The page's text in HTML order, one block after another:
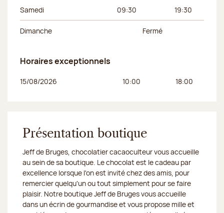
Samedi 09:30 19:30
Dimanche Fermé
Horaires exceptionnels
Jour de la semaine Horaires du matin Horaires de
15/08/2026 10:00 18:00
Présentation boutique
Jeff de Bruges, chocolatier cacaoculteur vous accueille
au sein de sa boutique. Le chocolat est le cadeau par
excellence lorsque l'on est invité chez des amis, pour
remercier quelqu'un ou tout simplement pour se faire
plaisir. Notre boutique Jeff de Bruges vous accueille
dans un écrin de gourmandise et vous propose mille et